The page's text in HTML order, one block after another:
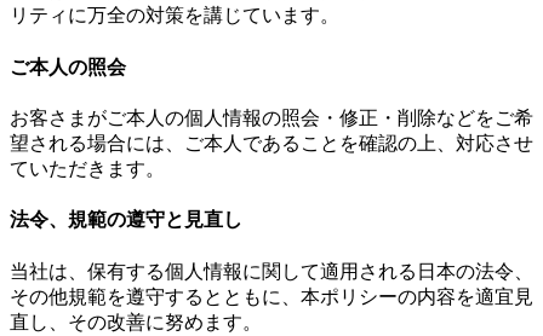
リティに万全の対策を講じています。
ご本人の照会
お客さまがご本人の個人情報の照会・修正・削除などをご希
望される場合には、ご本人であることを確認の上、対応させ
ていただきます。
法令、規範の遵守と見直し
当社は、保有する個人情報に関して適用される日本の法令、
その他規範を遵守するとともに、本ポリシーの内容を適宜見
直し、その改善に努めます。